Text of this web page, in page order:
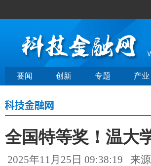
要闻 创新 专题 产业
全国特等奖！温大
2025年11月25日 09:38:19 来